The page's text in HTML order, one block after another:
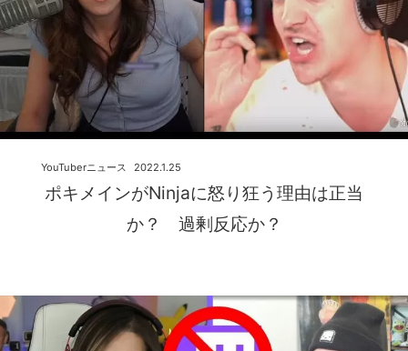
ポキメインがNinjaに怒り狂う理由は正当
か？ 過剰反応か？
2022.1.25
YouTuberニュース